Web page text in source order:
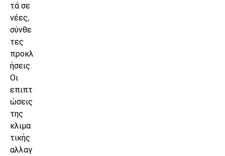
τά σε
νέες,
σύνθε
τες
προκλ
ήσεις.
Οι
επιπτ
ώσεις
της
κλιμα
τικής
αλλαγ